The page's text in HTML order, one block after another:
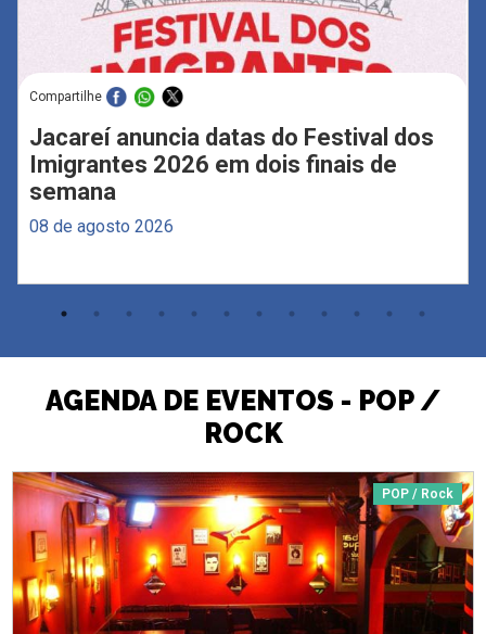
Compartilhe
Jacareí anuncia datas do Festival dos
Imigrantes 2026 em dois finais de
semana
08 de agosto 2026
AGENDA DE EVENTOS - POP /
ROCK
POP / Rock